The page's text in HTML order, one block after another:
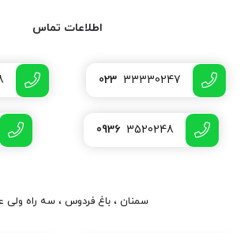
اطلاعات تماس
023 33330247
0936 3520248
سمنان ، باغ فردوس ، سه راه ولی